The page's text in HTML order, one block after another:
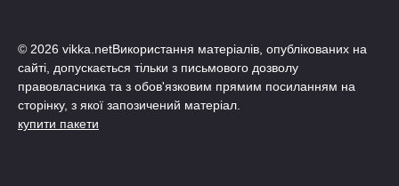
© 2026 vikka.netВикористання матеріалів, опублікованих на
сайті, допускається тільки з письмового дозволу
правовласника та з обов'язковим прямим посиланням на
сторінку, з якої запозичений матеріал.
купити пакети